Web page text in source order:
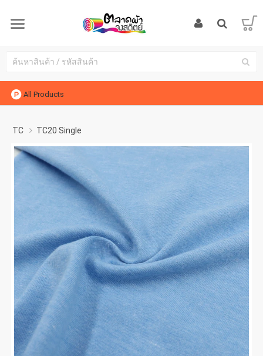
All Products
TC TC20 Single